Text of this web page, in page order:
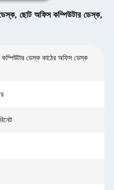
, ছোট অফিস কম্পিউটার ডেস্ক,
ডেস্ক কাঠের অফিস ডেস্ক